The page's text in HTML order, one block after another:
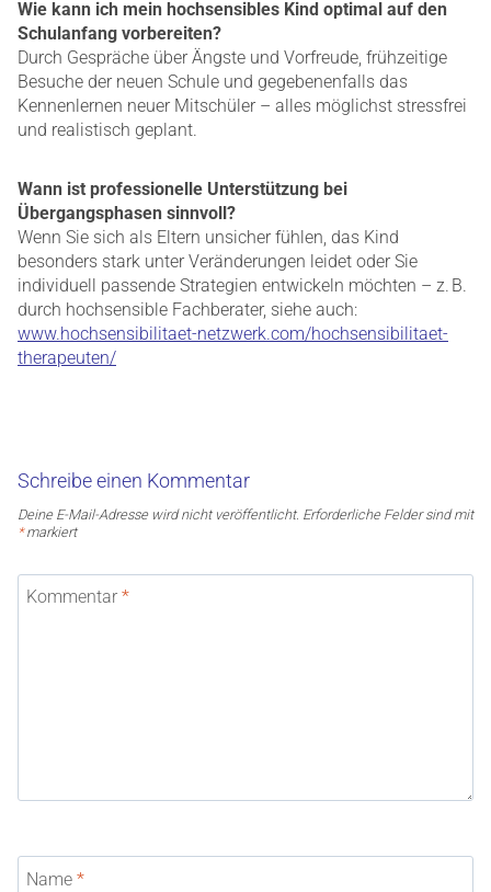
Wie kann ich mein hochsensibles Kind optimal auf den
Schulanfang vorbereiten?
Durch Gespräche über Ängste und Vorfreude, frühzeitige
Besuche der neuen Schule und gegebenenfalls das
Kennenlernen neuer Mitschüler – alles möglichst stressfrei
und realistisch geplant.
Wann ist professionelle Unterstützung bei
Übergangsphasen sinnvoll?
Wenn Sie sich als Eltern unsicher fühlen, das Kind
besonders stark unter Veränderungen leidet oder Sie
individuell passende Strategien entwickeln möchten – z. B.
durch hochsensible Fachberater, siehe auch:
www.hochsensibilitaet-netzwerk.com/hochsensibilitaet-
therapeuten/
Schreibe einen Kommentar
Deine E-Mail-Adresse wird nicht veröffentlicht. Erforderliche Felder sind mit
*markiert
Kommentar *
Name *